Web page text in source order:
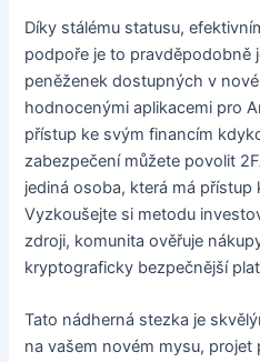
Díky stálému statusu,
podpoře je to pravděpodobně
peněženek dostupných v
hodnocenými aplikacemi pro
přístup ke svým financím
zabezpečení můžete povolit
jediná osoba, která má přístup
Vyzkoušejte si metodu
zdroji, komunita ověřuje
kryptograficky bezpečnější
Tato nádherná stezka je
na vašem novém mysu,